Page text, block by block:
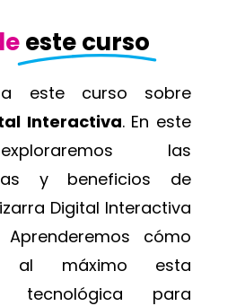
este curso
a este curso sobre
Interactiva. En este
las
y beneficios de
Digital Interactiva
cómo
al máximo esta
tecnológica para